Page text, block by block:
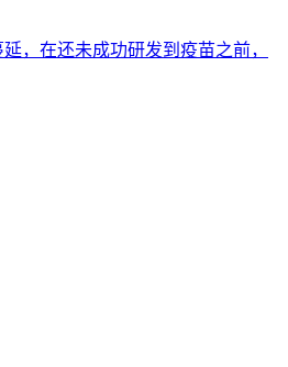
，在还未成功研发到疫苗之前，